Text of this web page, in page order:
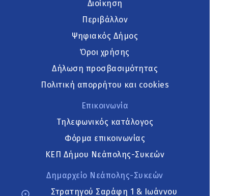
Διοίκηση
Περιβάλλον
Ψηφιακός Δήμος
Όροι χρήσης
Δήλωση προσβασιμότητας
Πολιτική απορρήτου και cookies
Επικοινωνία
Τηλεφωνικός κατάλογος
Φόρμα επικοινωνίας
ΚΕΠ Δήμου Νεάπολης-Συκεών
Δημαρχείο Νεάπολης-Συκεών
Στρατηγού Σαράφη 1 & Ιωάννου